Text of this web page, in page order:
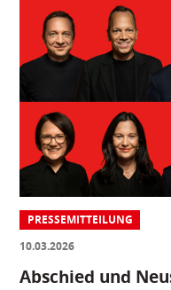
PRESSEMITTEILUNG
10.03.2026
Abschied und